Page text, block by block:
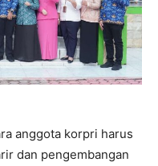
anggota korpri harus
dan pengembangan